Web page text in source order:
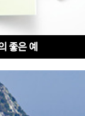
좋은 예